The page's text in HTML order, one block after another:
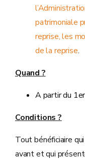
patrimoniale
reprise, les
de la reprise.
Quand ?
A partir du
Conditions ?
Tout bénéficiaire
avant et qui